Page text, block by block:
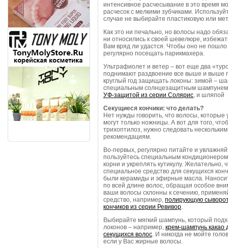
интенсивное расчесывание в это время
расчесок с мелкими зубчиками.
случае не выбирайте пластиковую или
Как это ни печально, но волосы надо
ни относились к своей шевелюре,
Вам вряд ли удастся. Чтобы оно не
регулярно посещать парикмахера.
Ультрафиолет и ветер – вот еще два
поднимают раздвоение все выше и выше
круглый год защищать локоны: зимой –
специальным солнцезащитным
УФ-защитой из серии Солярис, и шляпой
Секущиеся кончики: что делать?
Нет нужды говорить, что волосы, которые
могут только ножницы. А вот для того,
трихоптилоз, нужно следовать
рекомендациям.
Во-первых, регулярно питайте и
пользуйтесь специальным
корни и укреплять кутикулу. Желательно,
специальное средство для секущихся
были керамиды и эфирные масла.
по всей длине волос, обращая особое
ваши волосы склонны к сечению,
средство, например, полирующую
кончиков из серии Ревивор.
Выбирайте мягкий шампунь, который
локонов – например, крем-шампунь какао
секущихся волос. И никогда не мойте
если у Вас жирные волосы.